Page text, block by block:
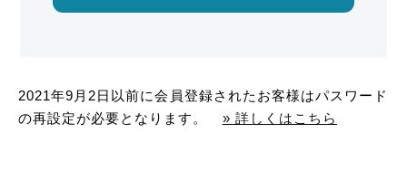
2021年9月2日以前に会員登録されたお客様はパスワード
の再設定が必要となります。 » 詳しくはこちら